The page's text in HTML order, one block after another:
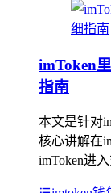
imToken
指南
本文是针对
核心讲解在
imToken进